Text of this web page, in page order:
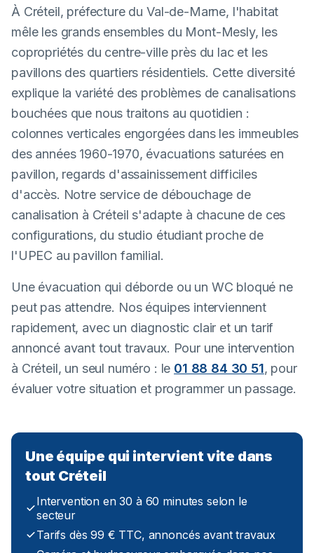
À Créteil, préfecture du Val-de-Marne, l'habitat
mêle les grands ensembles du Mont-Mesly, les
copropriétés du centre-ville près du lac et les
pavillons des quartiers résidentiels. Cette diversité
explique la variété des problèmes de canalisations
bouchées que nous traitons au quotidien :
colonnes verticales engorgées dans les immeubles
des années 1960-1970, évacuations saturées en
pavillon, regards d'assainissement difficiles
d'accès. Notre service de débouchage de
canalisation à Créteil s'adapte à chacune de ces
configurations, du studio étudiant proche de
l'UPEC au pavillon familial.
Une évacuation qui déborde ou un WC bloqué ne
peut pas attendre. Nos équipes interviennent
rapidement, avec un diagnostic clair et un tarif
annoncé avant tout travaux. Pour une intervention
à Créteil, un seul numéro : le 01 88 84 30 51, pour
évaluer votre situation et programmer un passage.
Une équipe qui intervient vite dans
tout Créteil
Intervention en 30 à 60 minutes selon le
secteur
Tarifs dès 99 € TTC, annoncés avant travaux